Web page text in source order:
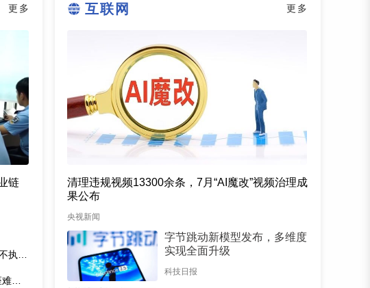
更多
链
互联网 更多
清理违规视频13300余条，7月“AI魔改”视频治理成
果公布
央视新闻
字节跳动新模型发布，多维度
实现全面升级
科技日报